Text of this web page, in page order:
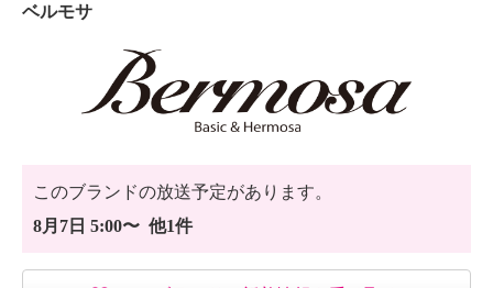
・個体差あり
【原産国（地）】
ベルモサ
このブランドの放送予定があります。
8月7日 5:00〜 他1件